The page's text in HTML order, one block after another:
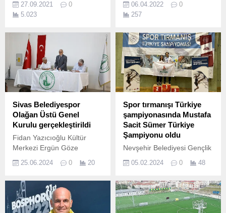
onun ardından sakatlıklar
dur durak bilmedi.
almadığı 12 kişiden 11’i
sakat durumunda. İşte
Beşiktaş’ın kamp kadrosuna
almadığı oyuncular: Rachid
Ghezzal- Sakat Necip
Uysal- Sakat Cyle Ların-
Sakat Domagoj Vida- Sakat
Kenan Karaman- Sakat
Miralem Pjanic-...
27.09.2021
0
5.023
Şampiyonası’nda heyecan,
15-17 Nisan tarihlerinde
Bodrum’da başlıyor.
06.04.2022
0
257
Sivas Belediyespor
Olağan Üstü Genel
Kurulu gerçekleştirildi
Fidan Yazıcıoğlu Kültür
Merkezi Ergün Göze
kurulda Ahmet Polat
seçildi.
25.06.2024 0 20
Spor tırmanışı Türkiye
şampiyonasında Mustafa
Sacit Sümer Türkiye
Şampiyonu oldu
Nevşehir Belediyesi Gençlik
sporcularından Mustafa
Gençler Spor Tırmanış
Şampiyonası’nda Türkiye
Şampiyonu oldu.
05.02.2024 0 48